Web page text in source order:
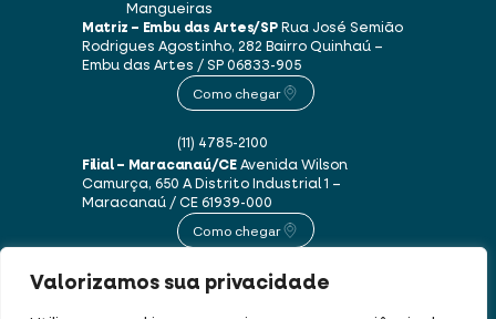
Valorizamos sua privacidade
Mangueiras
Matriz – Embu das Artes/SPRua José Semião
Rodrigues Agostinho, 282 Bairro Quinhaú –
Embu das Artes / SP06833-905
Como chegar
(11) 4785-2100
Filial – Maracanaú/CEAvenida Wilson
Camurça, 650 ADistrito Industrial 1 –
Maracanaú / CE61939-000
Como chegar
(85) 3250-1235